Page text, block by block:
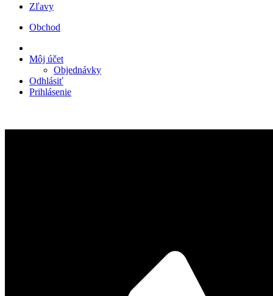
Zľavy
Obchod
Môj účet
Objednávky
Odhlásiť
Prihlásenie